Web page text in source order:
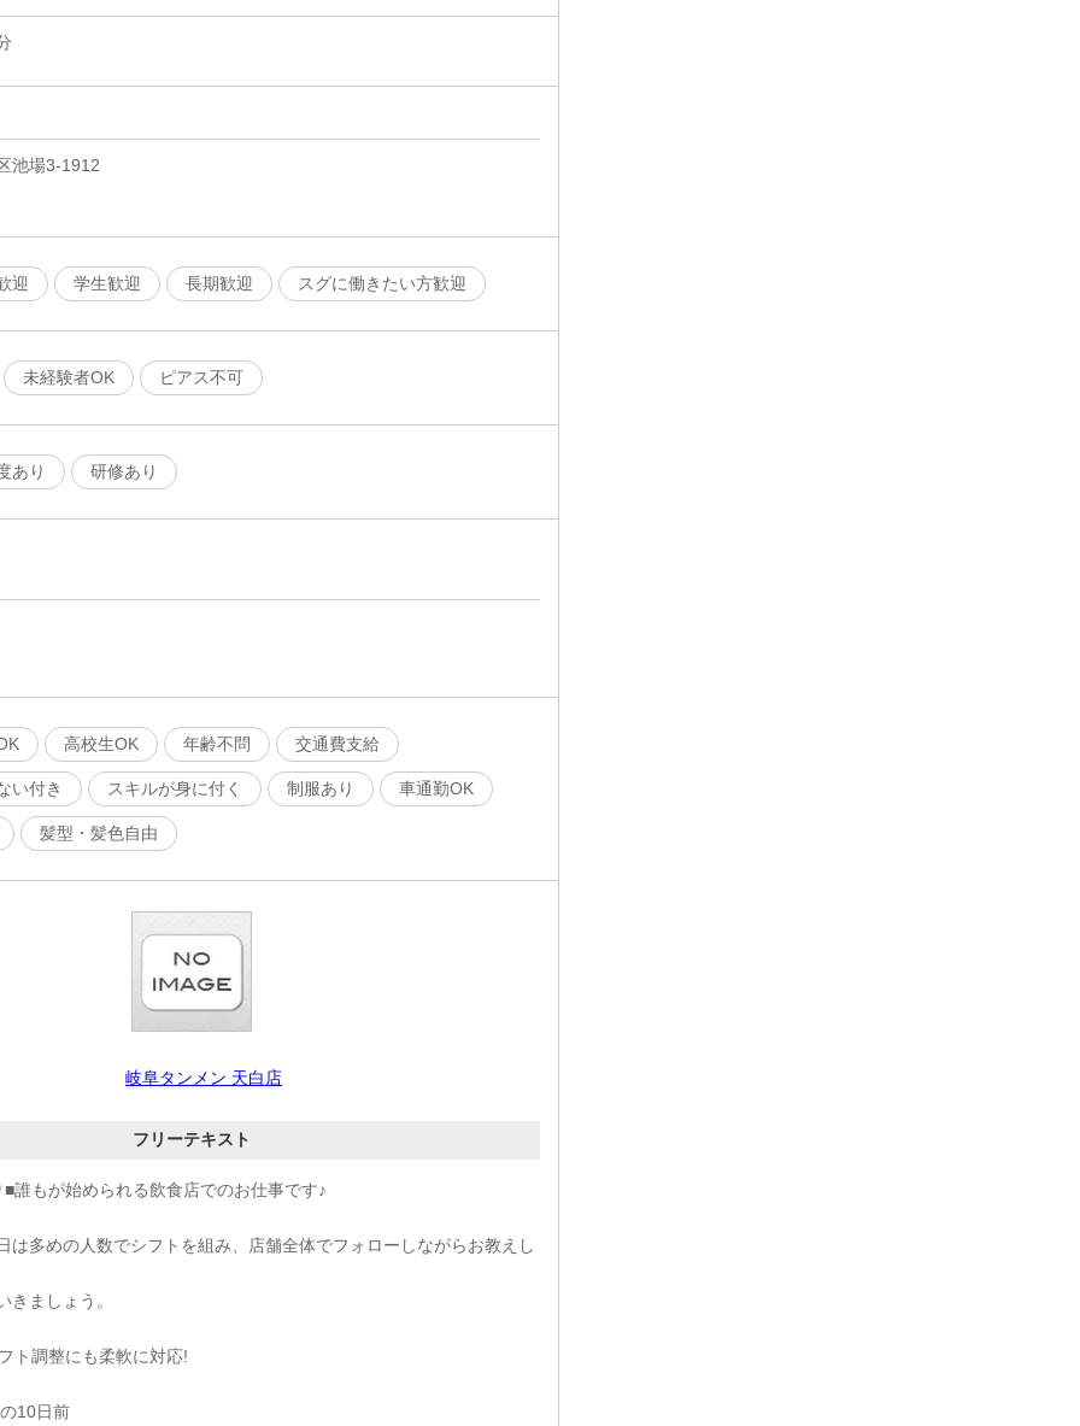
池場3-1912
迎 学生歓迎 長期歓迎 スグに働きたい方歓迎
未経験者OK ピアス不可
あり 研修あり
高校生OK 年齢不問 交通費支給
い付き スキルが身に付く 制服あり 車通勤OK
髪型・髪色自由
岐阜タンメン 天白店
フリーテキスト
誰もが始められる飲食店でのお仕事です♪
は多めの人数でシフトを組み、店舗全体でフォローしながらお教えし
きましょう。
ト調整にも柔軟に対応!
10日前